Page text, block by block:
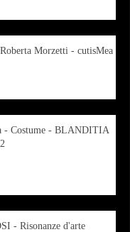
Morzetti - cutisMea
- Costume - BLANDITIA
- Risonanze d'arte